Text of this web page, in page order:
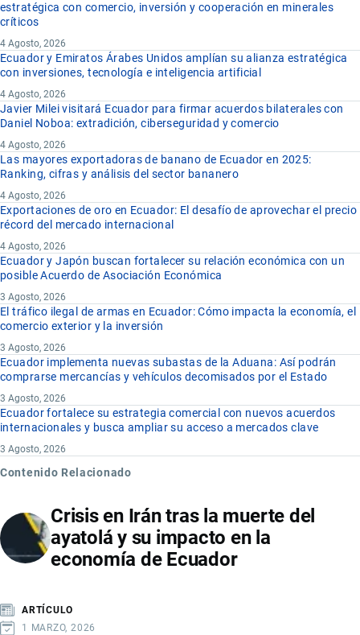
estratégica con comercio, inversión y cooperación en minerales
críticos
4 Agosto, 2026
Ecuador y Emiratos Árabes Unidos amplían su alianza estratégica
con inversiones, tecnología e inteligencia artificial
4 Agosto, 2026
Javier Milei visitará Ecuador para firmar acuerdos bilaterales con
Daniel Noboa: extradición, ciberseguridad y comercio
4 Agosto, 2026
Las mayores exportadoras de banano de Ecuador en 2025:
Ranking, cifras y análisis del sector bananero
4 Agosto, 2026
Exportaciones de oro en Ecuador: El desafío de aprovechar el precio
récord del mercado internacional
4 Agosto, 2026
Ecuador y Japón buscan fortalecer su relación económica con un
posible Acuerdo de Asociación Económica
3 Agosto, 2026
El tráfico ilegal de armas en Ecuador: Cómo impacta la economía, el
comercio exterior y la inversión
3 Agosto, 2026
Ecuador implementa nuevas subastas de la Aduana: Así podrán
comprarse mercancías y vehículos decomisados por el Estado
3 Agosto, 2026
Ecuador fortalece su estrategia comercial con nuevos acuerdos
internacionales y busca ampliar su acceso a mercados clave
3 Agosto, 2026
Contenido Relacionado
Crisis en Irán tras la muerte del
ayatolá y su impacto en la
economía de Ecuador
ARTÍCULO
1 MARZO, 2026